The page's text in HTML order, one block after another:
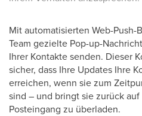
Mit automatisierten Web-
Team gezielte Pop-up-
Ihrer Kontakte senden. Dieser
sicher, dass Ihre Updates Ihre
erreichen, wenn sie zum
sind – und bringt sie zurück
Posteingang zu überladen.